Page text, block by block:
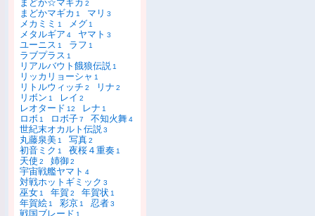
まどか☆マギカ 2
まどかマギカ 1 マリ 3
メカミミ 1 メグ 1
メタルギア 4 ヤマト 3
ユーニス 1 ラフ 1
ラブプラス 1
リアルバウト餓狼伝説 1
リッカリョーシャ 1
リトルウィッチ 2 リナ 2
リボン 1 レイ 2
レオタード 12 レナ 1
ロボ 1 ロボ子7 不知火舞4
世紀末オカルト伝説3
丸藤泉美 1 写真2
初音ミク 1 夜桜４重奏 1
天使 2 姉御2
宇宙戦艦ヤマト 4
対戦ホットギミック 3
巫女 1 年賀2 年賀状 1
年賀絵 1 彩京 1 忍者3
戦国ブレード 1